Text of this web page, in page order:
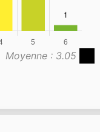
Moyenne : 3.05